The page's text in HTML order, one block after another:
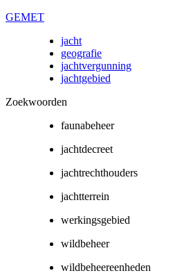
GEMET
jacht
geografie
jachtvergunning
jachtgebied
Zoekwoorden
faunabeheer
jachtdecreet
jachtrechthouders
jachtterrein
werkingsgebied
wildbeheer
wildbeheereenheden